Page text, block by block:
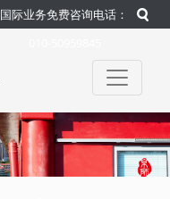
国际业务免费咨询电话：